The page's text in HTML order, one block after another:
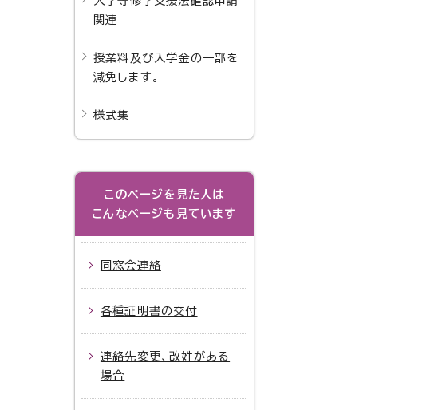
関連
授業料及び入学金の一部を
減免します。
様式集
このページを見た人は
こんなページも見ています
同窓会連絡
各種証明書の交付
連絡先変更、改姓がある
場合